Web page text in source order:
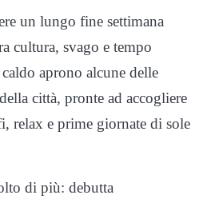
un lungo fine settimana
cultura, svago e tempo
aprono alcune delle
città, pronte ad accogliere
relax e prime giornate di sole
di più: debutta